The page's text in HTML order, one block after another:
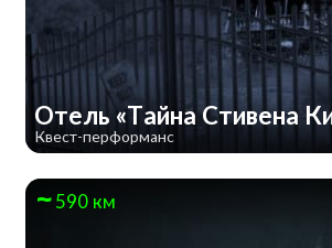
Отель «Тайна Стивена
Квест-перформанс
590 км